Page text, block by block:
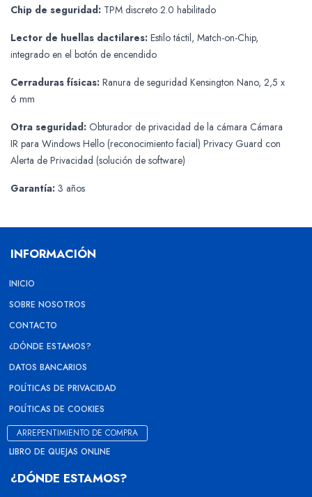
Chip de seguridad: TPM discreto 2.0 habilitado
Lector de huellas dactilares: Estilo táctil, Match-on-Chip,
integrado en el botón de encendido
Cerraduras físicas: Ranura de seguridad Kensington Nano, 2,5 x
6 mm
Otra seguridad: Obturador de privacidad de la cámara Cámara
IR para Windows Hello (reconocimiento facial) Privacy Guard con
Alerta de Privacidad (solución de software)
Garantía: 3 años
INFORMACIÓN
INICIO
SOBRE NOSOTROS
CONTACTO
¿DÓNDE ESTAMOS?
DATOS BANCARIOS
POLÍTICAS DE PRIVACIDAD
POLÍTICAS DE COOKIES
ARREPENTIMIENTO DE COMPRA
LIBRO DE QUEJAS ONLINE
¿DÓNDE ESTAMOS?